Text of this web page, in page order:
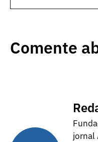
Comente
jornal